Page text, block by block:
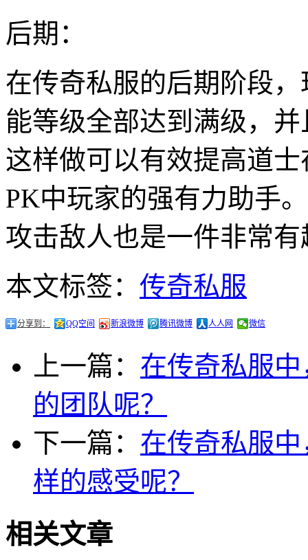
后期：
在传奇私服的后期阶段
能等级全部达到满级，
这样做可以有效提高道
PK中玩家的强有力助手
攻击敌人也是一件非常
本文标签： 传奇私服
分享到： QQ空间 新浪微博 腾讯微博 人人网 微信
上一篇： 在传奇私服
的团队呢？
下一篇： 在传奇私服
样的感受呢？
相关文章